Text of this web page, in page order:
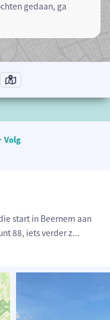
gedaan, ga
Volg
start in Beernem aan
88, iets verder z...